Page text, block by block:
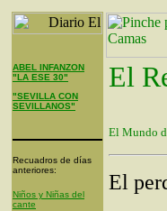
ABEL INFANZON
"LA ESE 30"
"SEVILLA CON
SEVILLANOS"
Recuadros de días
anteriores:
Niños y Niñas del
cante
El
El Mundo
El